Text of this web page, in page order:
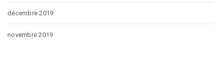
décembre 2019
novembre 2019